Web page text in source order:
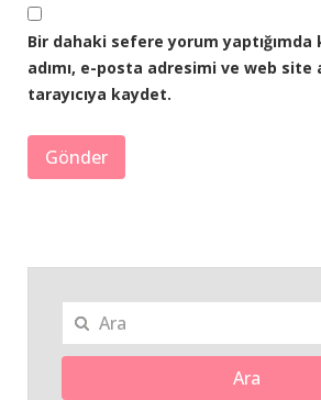
Bir dahaki sefere yorum yaptığımda
adımı, e-posta adresimi ve web site
tarayıcıya kaydet.
Ara